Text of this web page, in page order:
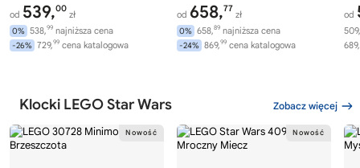
od 539,00
zł
0% 538,99 najniższa cena
-26% 729,99 cena katalogowa
od 658,77
zł
0% 658,89 najniższa cena
-24% 869,99 cena katalogowa
od
509,
689,
Klocki LEGO Star Wars Zobacz więcej